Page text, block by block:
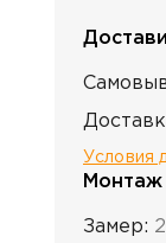
Условия
Монтаж
Замер: